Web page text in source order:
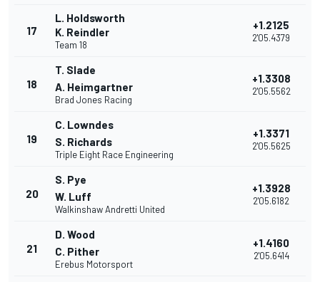
17
L. Holdsworth
K. Reindler
Team 18
+1.2125
2'05.4379
18
T. Slade
A. Heimgartner
Brad Jones Racing
+1.3308
2'05.5562
19
C. Lowndes
S. Richards
Triple Eight Race Engineering
+1.3371
2'05.5625
20
S. Pye
W. Luff
Walkinshaw Andretti United
+1.3928
2'05.6182
21
D. Wood
C. Pither
Erebus Motorsport
+1.4160
2'05.6414